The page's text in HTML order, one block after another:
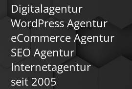
Digitalagentur
WordPress Agentur
eCommerce Agentur
SEO Agentur
Internetagentur
seit 2005